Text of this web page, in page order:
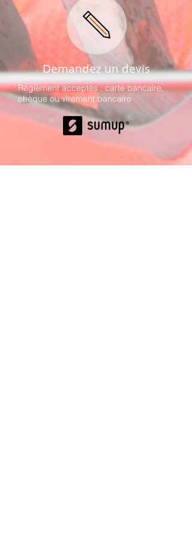
Demandez un devis
Règlement acceptés : carte bancaire,
chèque ou virement bancaire